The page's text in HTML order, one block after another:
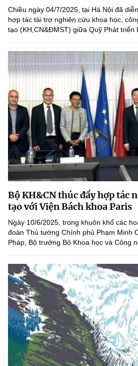
Chiều ngày 04/7/2025, tại Hà Nội đã
hợp tác tài trợ nghiên cứu khoa học,
tạo (KH,CN&ĐMST) giữa Quỹ Phát triển
Bộ KH&CN thúc đẩy hợp tác
tạo với Viện Bách khoa Paris
Ngày 10/6/2025, trong khuôn khổ các
đoàn Thủ tướng Chính phủ Phạm Minh
Pháp, Bộ trưởng Bộ Khoa học và Công